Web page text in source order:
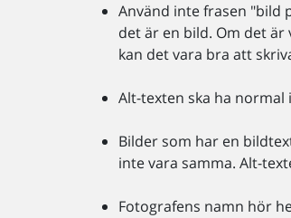
Använd inte frasen "bild
det är en bild. Om det
kan det vara bra att
Alt-texten ska ha
Bilder som har en
inte vara samma. Alt-
Fotografens namn hör